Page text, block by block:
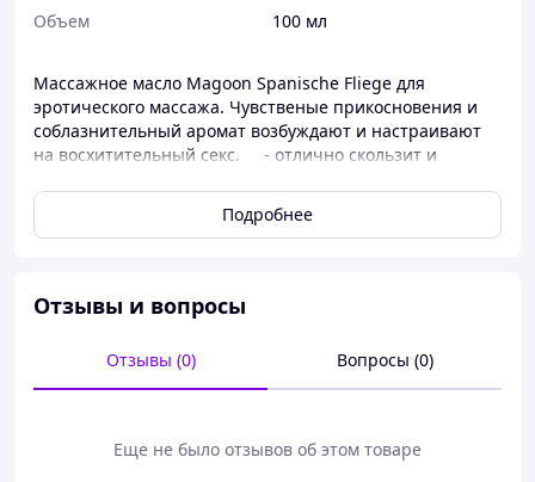
Объем
100 мл
Массажное масло Magoon Spanische Fliege для
эротического массажа. Чувственые прикосновения и
соблазнительный аромат возбуждают и настраивают
на восхитительный секс. - отлично скользит и
смягчает кожу, делает её шелковистой; - легко
смывается водой; - объём - 100 мл. Только для
Sesquiisostearate, Simmondsia Chinensis (Jojoba) Seed
Oil, Benzyl Salicylate, Coumarin, Geraniol,
Hexyl Cinnamal, Alpha-Isomethyl Ionene, Parfum. Срок
годности 6 месяцев с момента открытия.
Подробнее
Отзывы и вопросы
Отзывы (0) Вопросы (0)
Еще не было отзывов об этом товаре